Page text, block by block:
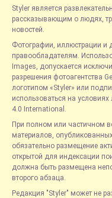
Styler является
рассказывающим о людях,
новостей.
Фотографии, иллюстрации и
правообладателям.
Images, допускается
разрешения фотоагентства
логотипом «Styler» или
использоваться на
4.0 International.
При полном или частичном
материалов,
обязательно размещение
открытой для индексации
должна быть размещена
второго абзаца.
Редакция "Styler" может не